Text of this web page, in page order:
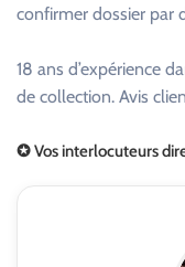
confirmer dossier par
18 ans d’expérience
de collection. Avis
✪ Vos interlocuteurs